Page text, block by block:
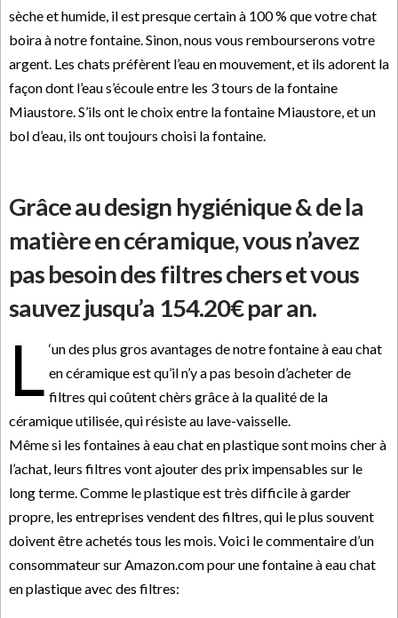
sèche et humide, il est presque certain à 100 % que votre chat
boira à notre fontaine. Sinon, nous vous rembourserons votre
argent. Les chats préfèrent l’eau en mouvement, et ils adorent la
façon dont l’eau s’écoule entre les 3 tours de la fontaine
Miaustore. S’ils ont le choix entre la fontaine Miaustore, et un
bol d’eau, ils ont toujours choisi la fontaine.
Grâce au design hygiénique & de la
matière en céramique, vous n’avez
pas besoin des filtres chers et vous
sauvez jusqu’a 154.20€ par an.
L ‘un des plus gros avantages de notre fontaine à eau chat
en céramique est qu’il n’y a pas besoin d’acheter de
filtres qui coûtent chèrs grâce à la qualité de la
céramique utilisée, qui résiste au lave-vaisselle.
Même si les fontaines à eau chat en plastique sont moins cher à
l’achat, leurs filtres vont ajouter des prix impensables sur le
long terme. Comme le plastique est très difficile à garder
propre, les entreprises vendent des filtres, qui le plus souvent
doivent être achetés tous les mois. Voici le commentaire d’un
consommateur sur Amazon.com pour une fontaine à eau chat
en plastique avec des filtres: